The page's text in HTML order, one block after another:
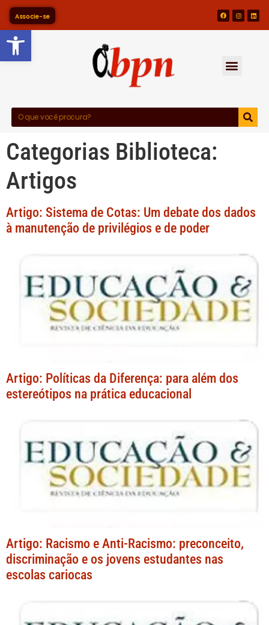
Barra de Ferramentas
Associe-se
Categorias Biblioteca:
Artigos
​Artigo: Sistema de Cotas: Um debate dos dados
à manutenção de privilégios e de poder
Artigo: Políticas da Diferença: para além dos
estereótipos na prática educacional
Artigo: Racismo e Anti-Racismo: preconceito,
discriminação e os jovens estudantes nas
escolas cariocas